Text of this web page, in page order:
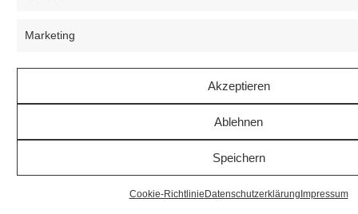
Marketing
Akzeptieren
Ablehnen
Speichern
Cookie-Richtlinie Datenschutzerklärung Impressum